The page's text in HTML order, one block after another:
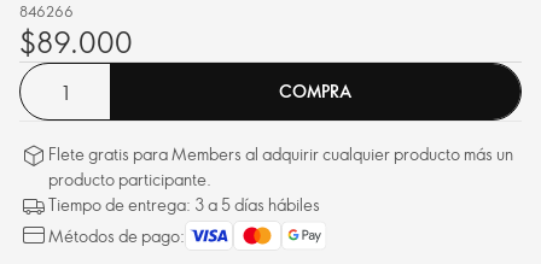
846266
$89.000
COMPRA
Flete gratis para Members al adquirir cualquier producto más un
producto participante.
Tiempo de entrega: 3 a 5 días hábiles
Métodos de pago: